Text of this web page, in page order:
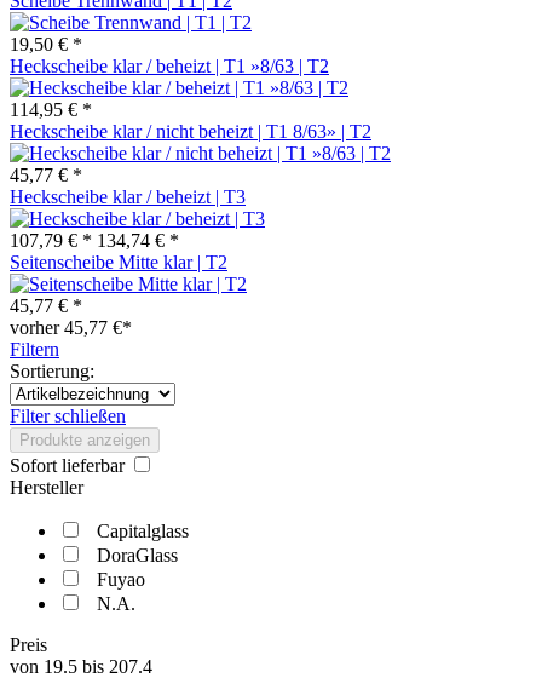
19,50 € *
Heckscheibe klar / beheizt | T1 »8/63 | T2
114,95 € *
Heckscheibe klar / nicht beheizt | T1 8/63» | T2
45,77 € *
Heckscheibe klar / beheizt | T3
107,79 € * 134,74 € *
Seitenscheibe Mitte klar | T2
45,77 € *
vorher 45,77 €*
Filtern
Sortierung:
Filter schließen
Produkte anzeigen
Sofort lieferbar
Hersteller
Capitalglass
DoraGlass
Fuyao
N.A.
Preis
von 19.5 bis 207.4